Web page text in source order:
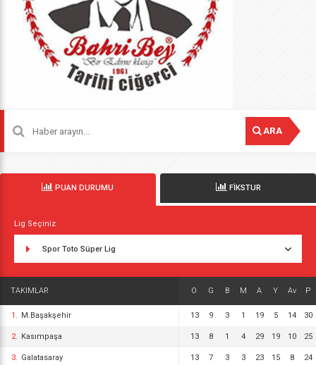
ARA
PUAN DURUMU FİKSTUR
Lig Seçiniz
Spor Toto Süper Lig
TAKIMLAR O G B M A Y Av P
1. M.Başakşehir 13 9 3 1 19 5 14 30
2. Kasımpaşa 13 8 1 4 29 19 10 25
3. Galatasaray 13 7 3 3 23 15 8 24